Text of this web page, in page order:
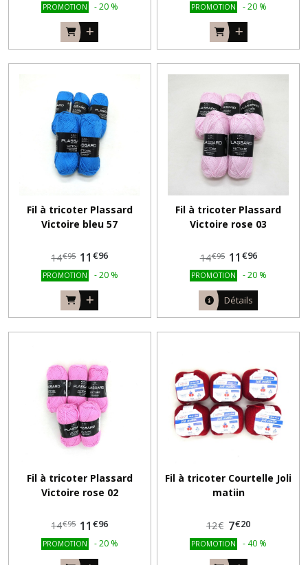
PROMOTION -20 % PROMOTION -20 %
Fil à tricoter Plassard
Victoire bleu 57
14€95 11 €96
PROMOTION -20 %
Fil à tricoter Plassard
Victoire rose 03
14€95 11 €96
PROMOTION -20 %
Détails
Fil à tricoter Plassard
Victoire rose 02
14€95 11 €96
PROMOTION -20 %
Fil à tricoter Courtelle Joli
matiin
12€ 7€20
PROMOTION - 40 %